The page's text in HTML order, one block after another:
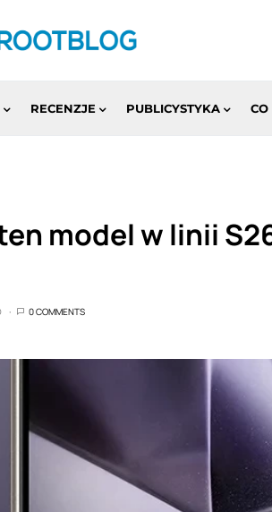
RECENZJE PUBLICYSTYKA CO
model w linii
0 COMMENTS